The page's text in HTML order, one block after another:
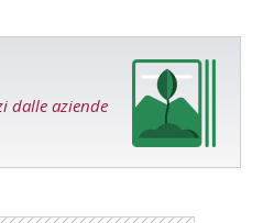
dalle aziende